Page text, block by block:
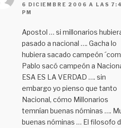
6 DICIEMBRE 2006 A LAS
PM
Apostol … si millonarios
pasado a nacional …. Gacha lo
hubiera sacado campeón
Pablo sacó campeón a
ESA ES LA VERDAD …. sin
embargo yo pienso que tanto
Nacional, cómo Millonarios
temnían buenas nóminas ….
buenas nóminas … El filosofo